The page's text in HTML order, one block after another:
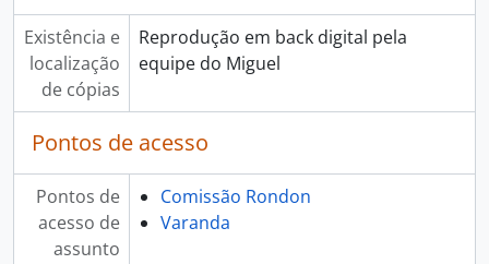
Existência e
localização
de cópias
Reprodução em back digital pela
equipe do Miguel
Pontos de acesso
Pontos de
acesso de
assunto
Comissão Rondon
Varanda